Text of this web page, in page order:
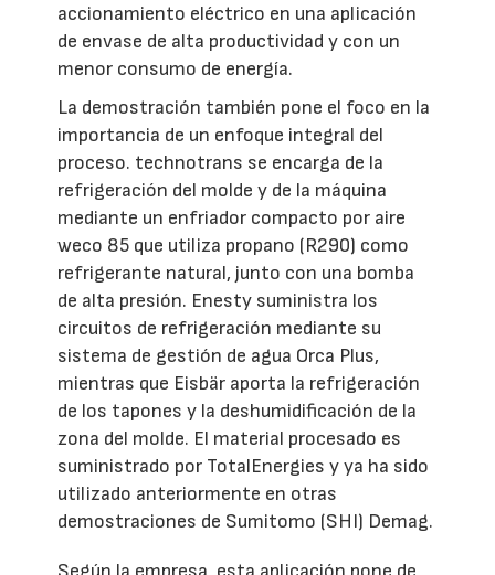
accionamiento eléctrico en una aplicación
de envase de alta productividad y con un
menor consumo de energía.
La demostración también pone el foco en la
importancia de un enfoque integral del
proceso. technotrans se encarga de la
refrigeración del molde y de la máquina
mediante un enfriador compacto por aire
weco 85 que utiliza propano (R290) como
refrigerante natural, junto con una bomba
de alta presión. Enesty suministra los
circuitos de refrigeración mediante su
sistema de gestión de agua Orca Plus,
mientras que Eisbär aporta la refrigeración
de los tapones y la deshumidificación de la
zona del molde. El material procesado es
suministrado por TotalEnergies y ya ha sido
utilizado anteriormente en otras
demostraciones de Sumitomo (SHI) Demag.